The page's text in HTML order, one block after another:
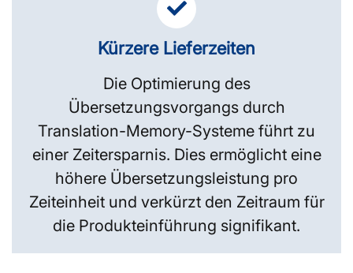
Kürzere Lieferzeiten
Die Optimierung des
Übersetzungsvorgangs durch
Translation-Memory-Systeme führt zu
einer Zeitersparnis. Dies ermöglicht eine
höhere Übersetzungsleistung pro
Zeiteinheit und verkürzt den Zeitraum für
die Produkteinführung signifikant.